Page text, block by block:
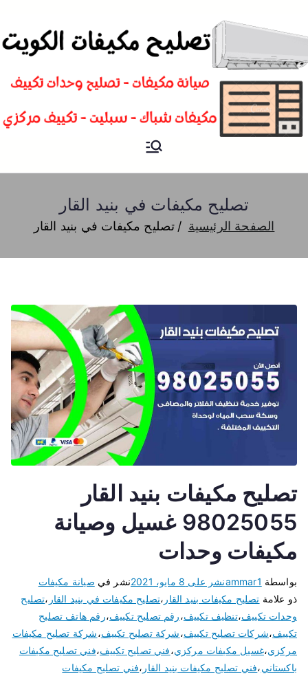
مكيفات
تصليح مكيفات في بنيد القار
الصفحة الرئيسية تصليح مكيفات في بنيد القار
تصليح مكيفات بنيد القار
98025055 غسيل وصيانة
مكيفات وحدات
بواسطة ammar1نشر على 8 مايو، 2021 نشر في صيانة مكيفات
ذو علامة تصليح مكيفات بنيد القار ،تصليح مكيفات في بنيد القار ،تصليح
وحدات تكييف،تنظيف تكييف،رقم تصليح تكييف،رقم هاتف تصليح
تكييف،شركات تصليح تكييف،شركة تصليح تكييف،شركة تصليح مكيفات
مركزي،غسيل مكيفات مركزي،فني تصليح تكييف،فني تصليح مكيفات
باكستاني،فني تصليح مكيفات بنيد القار ،فني تصليح مكيفات